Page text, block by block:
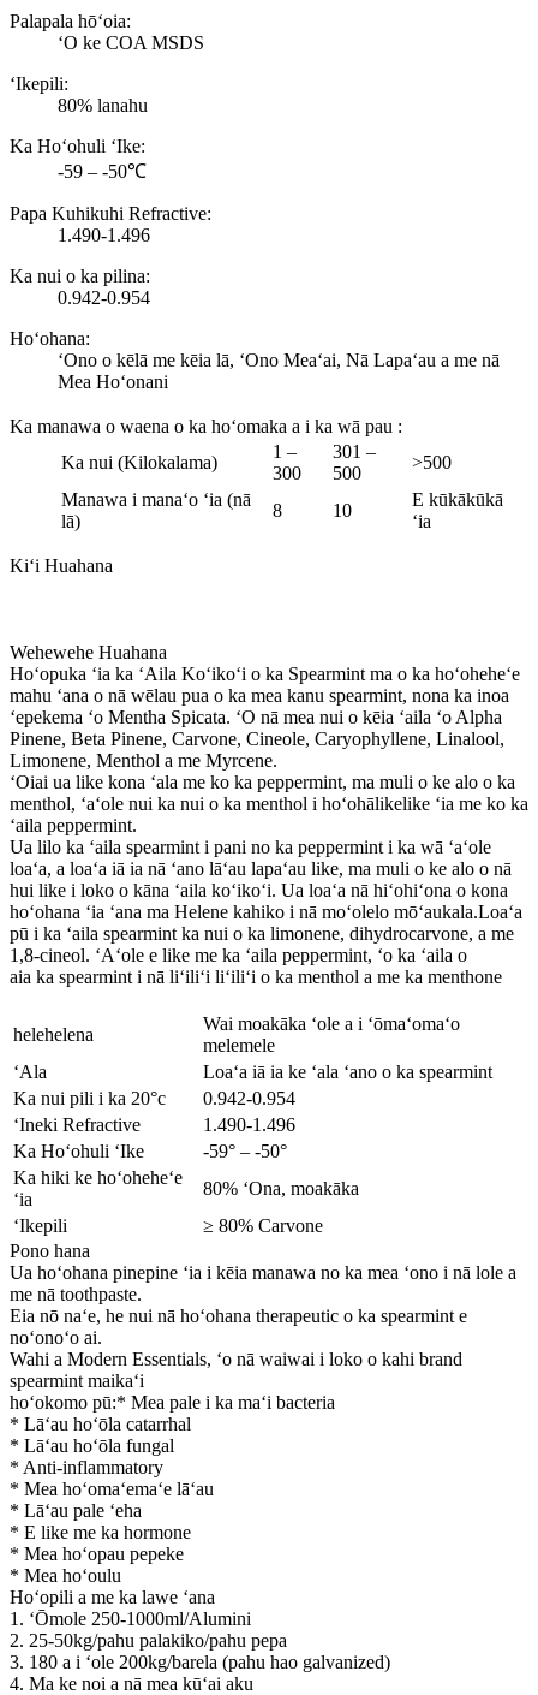
Palapala hōʻoia:
ʻO ke COA MSDS
ʻIkepili:
80% lanahu
Ka Hoʻohuli ʻIke:
-59 – -50℃
Papa Kuhikuhi Refractive:
1.490-1.496
Ka nui o ka pilina:
0.942-0.954
Hoʻohana:
ʻOno o kēlā me kēia lā, ʻOno Meaʻai, Nā Lapaʻau a me nā
Mea Hoʻonani
Ka manawa o waena o ka hoʻomaka a i ka wā pau :
Ka nui (Kilokalama)
1 –
300
301 –
500
>500
Manawa i manaʻo ʻia (nā
lā)
8 10
E kūkākūkā
ʻia
Kiʻi Huahana
Wehewehe Huahana
Hoʻopuka ʻia ka ʻAila Koʻikoʻi o ka Spearmint ma o ka hoʻoheheʻe
mahu ʻana o nā wēlau pua o ka mea kanu spearmint, nona ka inoa
ʻepekema ʻo Mentha Spicata. ʻO nā mea nui o kēia ʻaila ʻo Alpha
Pinene, Beta Pinene, Carvone, Cineole, Caryophyllene, Linalool,
Limonene, Menthol a me Myrcene.
ʻOiai ua like kona ʻala me ko ka peppermint, ma muli o ke alo o ka
menthol, ʻaʻole nui ka nui o ka menthol i hoʻohālikelike ʻia me ko ka
ʻaila peppermint.
Ua lilo ka ʻaila spearmint i pani no ka peppermint i ka wā ʻaʻole
loaʻa, a loaʻa iā ia nā ʻano lāʻau lapaʻau like, ma muli o ke alo o nā
hui like i loko o kāna ʻaila koʻikoʻi. Ua loaʻa nā hiʻohiʻona o kona
hoʻohana ʻia ʻana ma Helene kahiko i nā moʻolelo mōʻaukala.Loaʻa
pū i ka ʻaila spearmint ka nui o ka limonene, dihydrocarvone, a me
1,8-cineol. ʻAʻole e like me ka ʻaila peppermint, ʻo ka ʻaila o
aia ka spearmint i nā liʻiliʻi liʻiliʻi o ka menthol a me ka menthone
helehelena
Wai moakāka ʻole a i ʻōmaʻomaʻo
melemele
ʻAla
Loaʻa iā ia ke ʻala ʻano o ka spearmint
Ka nui pili i ka 20°c
0.942-0.954
ʻIneki Refractive
1.490-1.496
Ka Hoʻohuli ʻIke
-59° – -50°
Ka hiki ke hoʻoheheʻe
ʻia
80% ʻOna, moakāka
ʻIkepili
≥ 80% Carvone
Pono hana
Ua hoʻohana pinepine ʻia i kēia manawa no ka mea ʻono i nā lole a
me nā toothpaste.
Eia nō naʻe, he nui nā hoʻohana therapeutic o ka spearmint e
noʻonoʻo ai.
Wahi a Modern Essentials, ʻo nā waiwai i loko o kahi brand
spearmint maikaʻi
hoʻokomo pū:* Mea pale i ka maʻi bacteria
* Lāʻau hoʻōla catarrhal
* Lāʻau hoʻōla fungal
* Anti-inflammatory
* Mea hoʻomaʻemaʻe lāʻau
* Lāʻau pale ʻeha
* E like me ka hormone
* Mea hoʻopau pepeke
* Mea hoʻoulu
Hoʻopili a me ka lawe ʻana
1. ʻŌmole 250-1000ml/Alumini
2. 25-50kg/pahu palakiko/pahu pepa
3. 180 a i ʻole 200kg/barela (pahu hao galvanized)
4. Ma ke noi a nā mea kūʻai aku